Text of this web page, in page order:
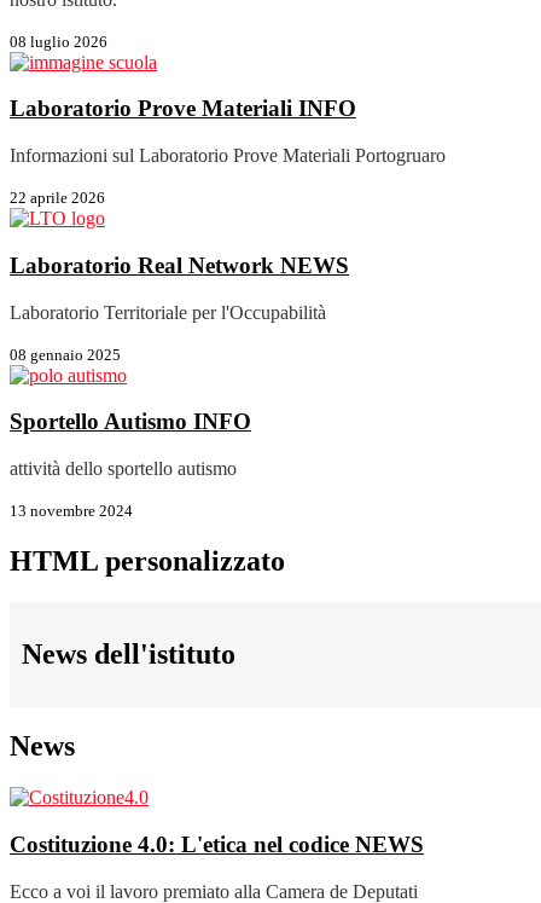
08 luglio 2026
Laboratorio Prove Materiali INFO
Informazioni sul Laboratorio Prove Materiali Portogruaro
22 aprile 2026
Laboratorio Real Network NEWS
Laboratorio Territoriale per l'Occupabilità
08 gennaio 2025
Sportello Autismo INFO
attività dello sportello autismo
13 novembre 2024
HTML personalizzato
News dell'istituto
News
Costituzione 4.0: L'etica nel codice NEWS
Ecco a voi il lavoro premiato alla Camera de Deputati